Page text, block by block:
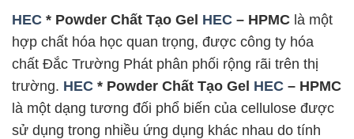
HEC * Powder Chất Tạo Gel HEC – HPMC là một
hợp chất hóa học quan trọng, được công ty hóa
chất Đắc Trường Phát phân phối rộng rãi trên thị
trường. HEC * Powder Chất Tạo Gel HEC – HPMC
là một dạng tương đối phổ biến của cellulose được
sử dụng trong nhiều ứng dụng khác nhau do tính